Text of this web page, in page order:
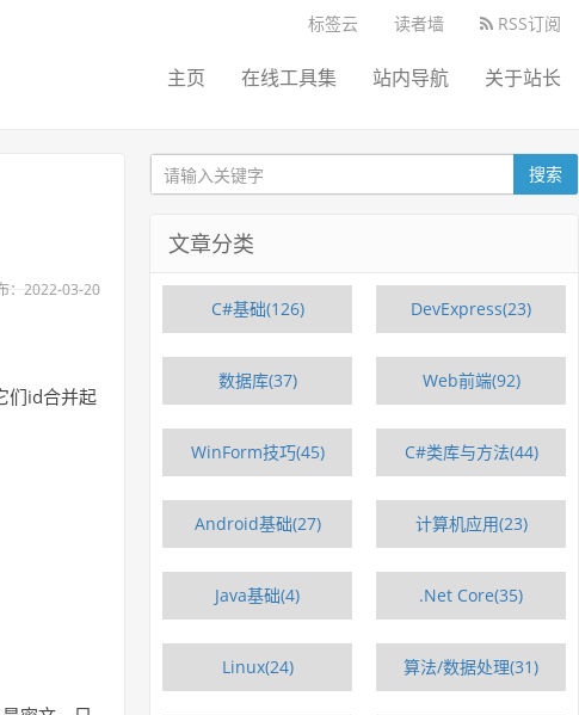
标签云 读者墙 RSS订阅
主页 在线工具集 站内导航 关于站长
：2022-03-20
们id合并起
搜索
文章分类
C#基础(126) DevExpress(23)
数据库(37) Web前端(92)
WinForm技巧(45) C#类库与方法(44)
Android基础(27) 计算机应用(23)
Java基础(4) .Net Core(35)
Linux(24) 算法/数据处理(31)